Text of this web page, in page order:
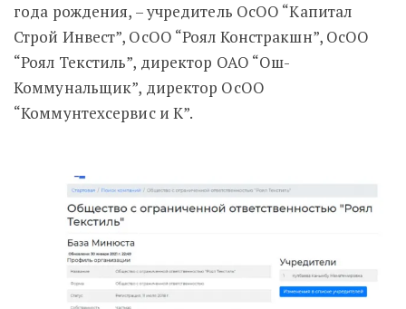
года рождения, – учредитель ОсОО “Капитал
Строй Инвест”, ОсОО “Роял Констракшн”, ОсОО
“Роял Текстиль”, директор ОАО “Ош-
Коммунальщик”, директор ОсОО
“Коммунтехсервис и К”.